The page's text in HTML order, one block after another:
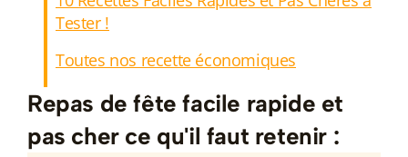
Tester !
Toutes nos recette économiques
Repas de fête facile rapide et
pas cher ce qu'il faut retenir :